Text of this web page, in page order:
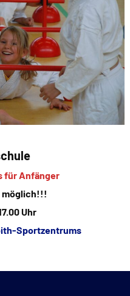
für Anfänger
möglich!!!
Uhr
Sportzentrums